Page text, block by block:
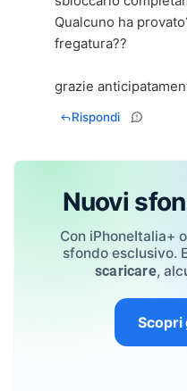
Qualcuno ha
fregatura??
grazie
Rispondi
Nuovi
Con iPhoneItalia+
sfondo esclusivo.
scaricare,
Scopri